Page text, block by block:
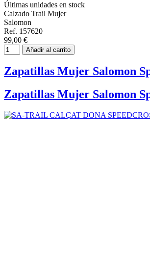
Últimas unidades en stock
Calzado Trail Mujer
Salomon
Ref. 157620
99,00 €
Añadir al carrito
Zapatillas Mujer Salomon
Zapatillas Mujer Salomon